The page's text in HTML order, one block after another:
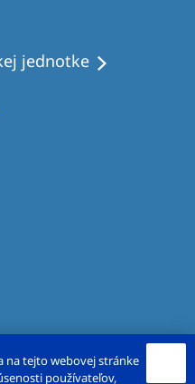
jednotke
na tejto webovej stránke
používateľov,